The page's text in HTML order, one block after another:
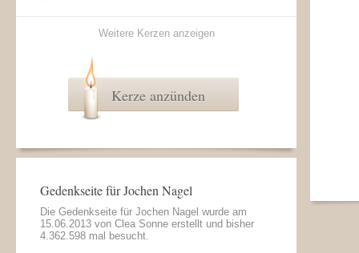
Weitere Kerzen anzeigen
Kerze anzünden
Gedenkseite für Jochen Nagel
Die Gedenkseite für Jochen Nagel wurde am
15.06.2013 von Clea Sonne erstellt und bisher
4.362.598 mal besucht.